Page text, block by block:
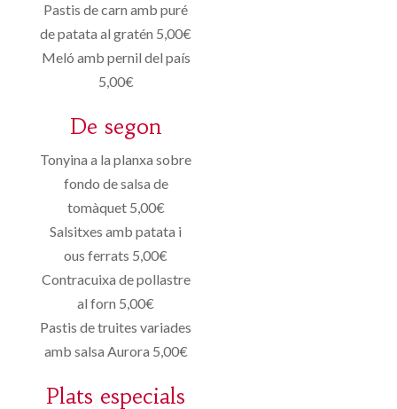
Pastis de carn amb puré
de patata al gratén 5,00€
Meló amb pernil del país
5,00€
De segon
Tonyina a la planxa sobre
fondo de salsa de
tomàquet 5,00€
Salsitxes amb patata i
ous ferrats 5,00€
Contracuixa de pollastre
al forn 5,00€
Pastis de truites variades
amb salsa Aurora 5,00€
Plats especials